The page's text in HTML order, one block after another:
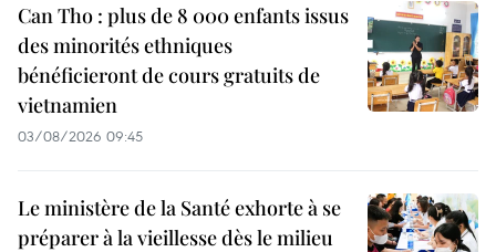
Can Tho : plus de 8 000 enfants issus
des minorités ethniques
bénéficieront de cours gratuits de
vietnamien
03/08/2026 09:45
Le ministère de la Santé exhorte à se
préparer à la vieillesse dès le milieu